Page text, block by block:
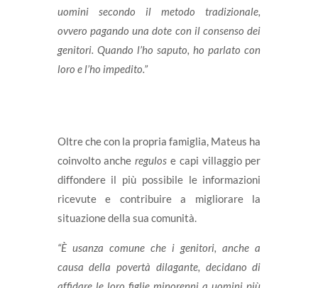
uomini secondo il metodo tradizionale,
ovvero pagando una dote con il consenso dei
genitori. Quando l’ho saputo, ho parlato con
loro e l’ho impedito.”
Oltre che con la propria famiglia, Mateus ha
coinvolto ancheregulos e capi villaggio per
diffondere il più possibile le informazioni
ricevute e contribuire a migliorare la
situazione della sua comunità.
“È usanza comune che i genitori, anche a
causa della povertà dilagante, decidano di